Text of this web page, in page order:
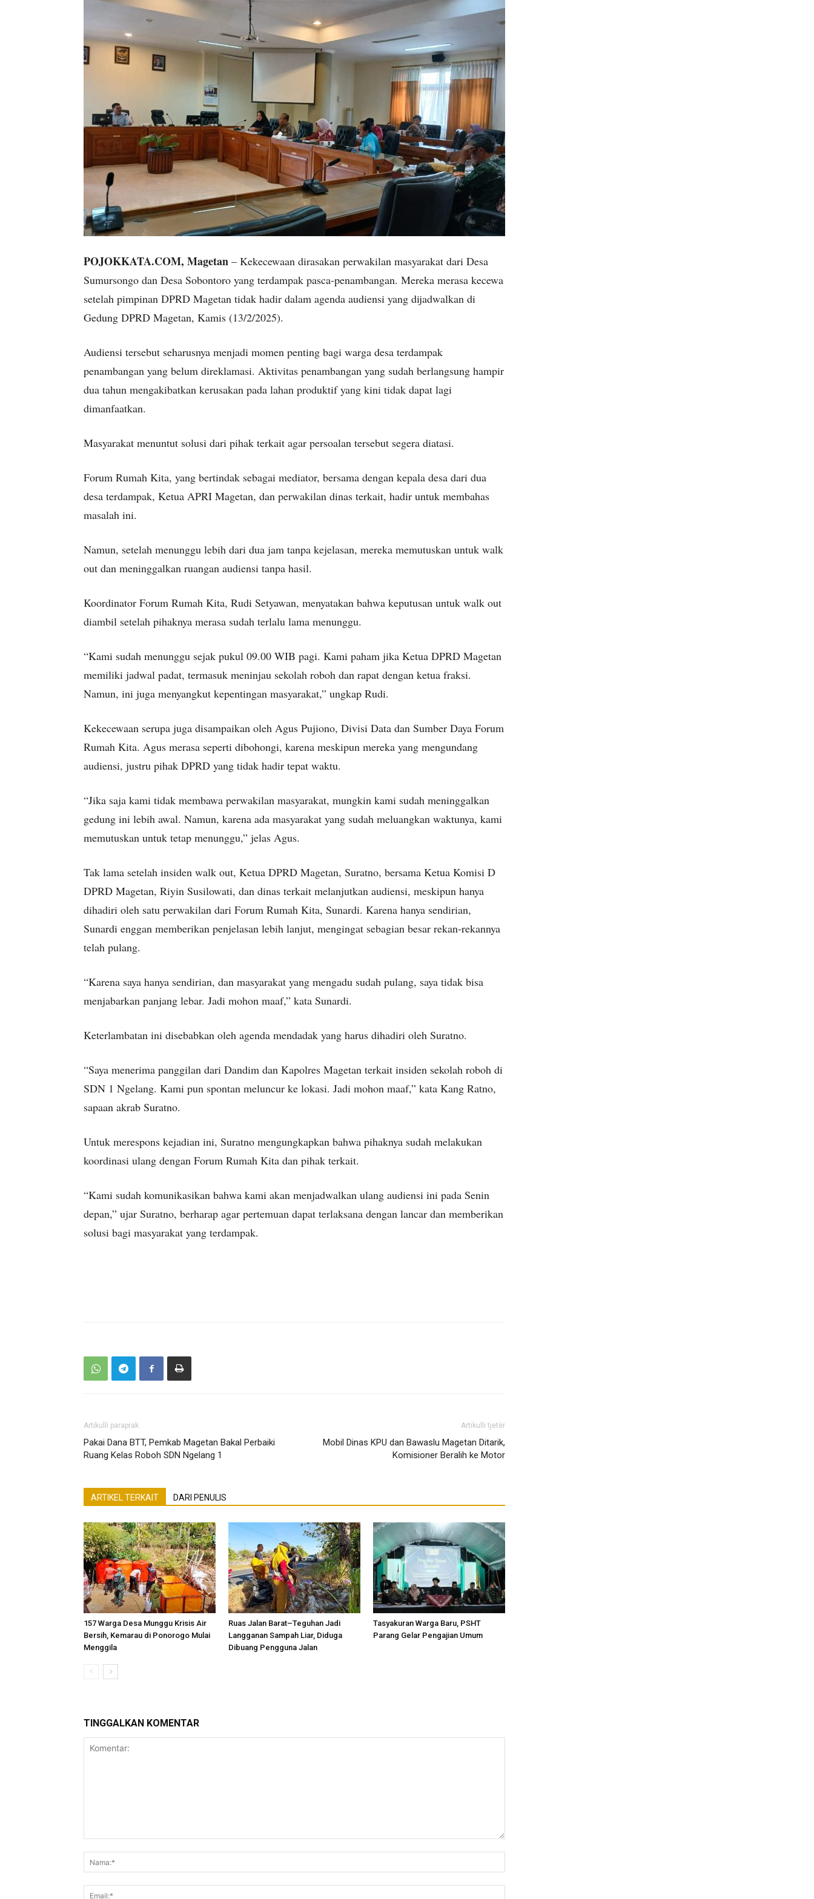
POJOKKATA.COM, Magetan – Kekecewaan dirasakan perwakilan masyarakat dari Desa
Sumursongo dan Desa Sobontoro yang terdampak pasca-penambangan. Mereka merasa kecewa
setelah pimpinan DPRD Magetan tidak hadir dalam agenda audiensi yang dijadwalkan di
Gedung DPRD Magetan, Kamis (13/2/2025).
Audiensi tersebut seharusnya menjadi momen penting bagi warga desa terdampak
penambangan yang belum direklamasi. Aktivitas penambangan yang sudah berlangsung hampir
dua tahun mengakibatkan kerusakan pada lahan produktif yang kini tidak dapat lagi
dimanfaatkan.
Masyarakat menuntut solusi dari pihak terkait agar persoalan tersebut segera diatasi.
Forum Rumah Kita, yang bertindak sebagai mediator, bersama dengan kepala desa dari dua
desa terdampak, Ketua APRI Magetan, dan perwakilan dinas terkait, hadir untuk membahas
masalah ini.
Namun, setelah menunggu lebih dari dua jam tanpa kejelasan, mereka memutuskan untuk walk
out dan meninggalkan ruangan audiensi tanpa hasil.
Koordinator Forum Rumah Kita, Rudi Setyawan, menyatakan bahwa keputusan untuk walk out
diambil setelah pihaknya merasa sudah terlalu lama menunggu.
“Kami sudah menunggu sejak pukul 09.00 WIB pagi. Kami paham jika Ketua DPRD Magetan
memiliki jadwal padat, termasuk meninjau sekolah roboh dan rapat dengan ketua fraksi.
Namun, ini juga menyangkut kepentingan masyarakat,” ungkap Rudi.
Kekecewaan serupa juga disampaikan oleh Agus Pujiono, Divisi Data dan Sumber Daya Forum
Rumah Kita. Agus merasa seperti dibohongi, karena meskipun mereka yang mengundang
audiensi, justru pihak DPRD yang tidak hadir tepat waktu.
“Jika saja kami tidak membawa perwakilan masyarakat, mungkin kami sudah meninggalkan
gedung ini lebih awal. Namun, karena ada masyarakat yang sudah meluangkan waktunya, kami
memutuskan untuk tetap menunggu,” jelas Agus.
Tak lama setelah insiden walk out, Ketua DPRD Magetan, Suratno, bersama Ketua Komisi D
DPRD Magetan, Riyin Susilowati, dan dinas terkait melanjutkan audiensi, meskipun hanya
dihadiri oleh satu perwakilan dari Forum Rumah Kita, Sunardi. Karena hanya sendirian,
Sunardi enggan memberikan penjelasan lebih lanjut, mengingat sebagian besar rekan-rekannya
telah pulang.
“Karena saya hanya sendirian, dan masyarakat yang mengadu sudah pulang, saya tidak bisa
menjabarkan panjang lebar. Jadi mohon maaf,” kata Sunardi.
Keterlambatan ini disebabkan oleh agenda mendadak yang harus dihadiri oleh Suratno.
“Saya menerima panggilan dari Dandim dan Kapolres Magetan terkait insiden sekolah roboh di
SDN 1 Ngelang. Kami pun spontan meluncur ke lokasi. Jadi mohon maaf,” kata Kang Ratno,
sapaan akrab Suratno.
Untuk merespons kejadian ini, Suratno mengungkapkan bahwa pihaknya sudah melakukan
koordinasi ulang dengan Forum Rumah Kita dan pihak terkait.
“Kami sudah komunikasikan bahwa kami akan menjadwalkan ulang audiensi ini pada Senin
depan,” ujar Suratno, berharap agar pertemuan dapat terlaksana dengan lancar dan memberikan
solusi bagi masyarakat yang terdampak.
Artikulli paraprak
Pakai Dana BTT, Pemkab Magetan Bakal Perbaiki
Ruang Kelas Roboh SDN Ngelang 1
Artikulli tjetër
Mobil Dinas KPU dan Bawaslu Magetan Ditarik,
Komisioner Beralih ke Motor
ARTIKEL TERKAIT DARI PENULIS
157 Warga Desa Munggu Krisis Air
Bersih, Kemarau di Ponorogo Mulai
Menggila
Ruas Jalan Barat–Teguhan Jadi
Langganan Sampah Liar, Diduga
Dibuang Pengguna Jalan
Tasyakuran Warga Baru, PSHT
Parang Gelar Pengajian Umum
TINGGALKAN KOMENTAR